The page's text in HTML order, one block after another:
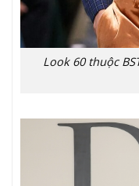
Look 60 thuộc